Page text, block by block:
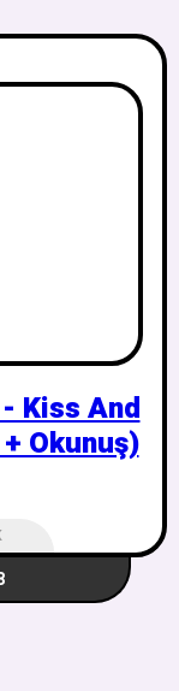
Kiss And
Okunuş)